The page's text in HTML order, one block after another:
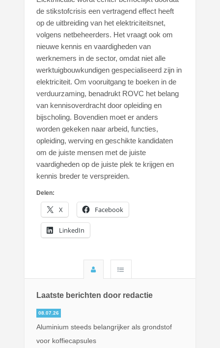
de stikstofcrisis een vertragend effect heeft
op de uitbreiding van het elektriciteitsnet,
volgens netbeheerders. Het vraagt ook om
nieuwe kennis en vaardigheden van
werknemers in de sector, omdat niet alle
werktuigbouwkundigen gespecialiseerd zijn in
elektriciteit. Om vooruitgang te boeken in de
verduurzaming, benadrukt ROVC het belang
van kennisoverdracht door opleiding en
bijscholing. Bovendien moet er anders
worden gekeken naar arbeid, functies,
opleiding, werving en geschikte kandidaten
om de juiste mensen met de juiste
vaardigheden op de juiste plek te krijgen en
kennis breder te verspreiden.
Delen:
X Facebook
LinkedIn
Laatste berichten door redactie
08.07.26
Aluminium steeds belangrijker als grondstof
voor koffiecapsules